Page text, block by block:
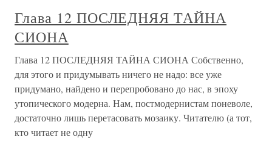
Глава 12 ПОСЛЕДНЯЯ ТАЙНА
СИОНА
Глава 12 ПОСЛЕДНЯЯ ТАЙНА СИОНА Собственно,
для этого и придумывать ничего не надо: все уже
придумано, найдено и перепробовано до нас, в эпоху
утопического модерна. Нам, постмодернистам поневоле,
достаточно лишь перетасовать мозаику. Читателю (а тот,
кто читает не одну